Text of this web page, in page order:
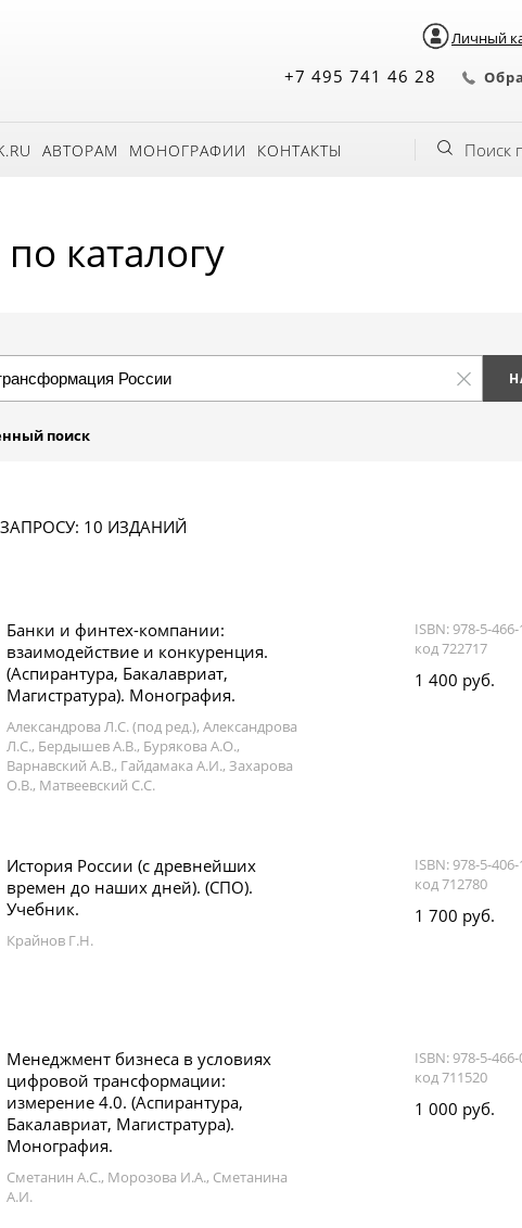
Личный
+7 495 741 46 28
АВТОРАМ МОНОГРАФИИ КОНТАКТЫ Поиск
каталогу
поиск
10 ИЗДАНИЙ
Банки и финтех-компании:
взаимодействие и конкуренция.
(Аспирантура, Бакалавриат,
Магистратура). Монография.
Александрова Л.С. (под ред.), Александрова
Л.С., Бердышев А.В., Бурякова А.О.,
Варнавский А.В., Гайдамака А.И., Захарова
О.В., Матвеевский С.С.
ISBN: 978-5-
код 722717
1 400 руб.
История России (с древнейших
времен до наших дней). (СПО).
Учебник.
Крайнов Г.Н.
ISBN: 978-5-
код 712780
1 700 руб.
Менеджмент бизнеса в условиях
цифровой трансформации:
измерение 4.0. (Аспирантура,
Бакалавриат, Магистратура).
Монография.
Сметанин А.С., Морозова И.А., Сметанина
А.И.
ISBN: 978-5-
код 711520
1 000 руб.